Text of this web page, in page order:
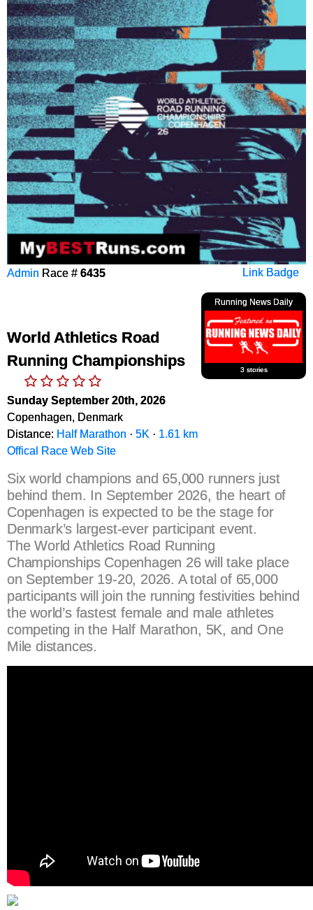
Link Badge
Admin Race # 6435
Running News Daily
3 stories
World Athletics Road
Running Championships
Sunday September 20th, 2026
Copenhagen, Denmark
Distance: Half Marathon · 5K · 1.61 km
Offical Race Web Site
Six world champions and 65,000 runners just
behind them. In September 2026, the heart of
Copenhagen is expected to be the stage for
Denmark’s largest-ever participant event.
The World Athletics Road Running
Championships Copenhagen 26 will take place
on September 19-20, 2026. A total of 65,000
participants will join the running festivities behind
the world’s fastest female and male athletes
competing in the Half Marathon, 5K, and One
Mile distances.